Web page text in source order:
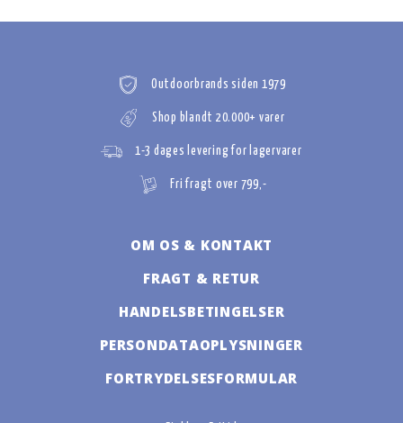
Outdoorbrands siden 1979
Shop blandt 20.000+ varer
1-3 dages levering for lagervarer
Fri fragt over 799,-
OM OS & KONTAKT
FRAGT & RETUR
HANDELSBETINGELSER
PERSONDATAOPLYSNINGER
FORTRYDELSESFORMULAR